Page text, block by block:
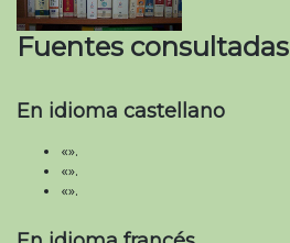
Fuentes consultadas
En idioma castellano
«».
«».
«».